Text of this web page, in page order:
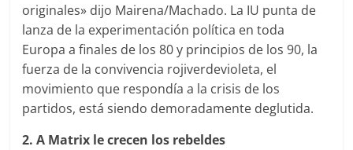
originales» dijo Mairena/Machado. La IU punta de
lanza de la experimentación política en toda
Europa a finales de los 80 y principios de los 90, la
fuerza de la convivencia rojiverdevioleta, el
movimiento que respondía a la crisis de los
partidos, está siendo demoradamente deglutida.
2. A Matrix le crecen los rebeldes